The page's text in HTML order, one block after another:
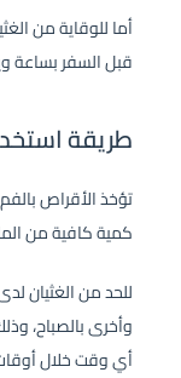
قبل السفر بساعة ويمكن
طريقة
تؤخذ الأقراص
كمية كافية من
للحد من الغثيان
وأخرى بالصباح،
أي وقت خلال